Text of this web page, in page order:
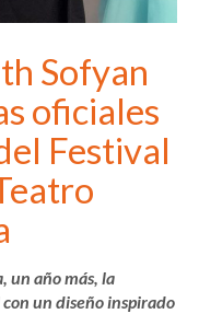
Sofyan
oficiales
Festival
un año más, la
un diseño inspirado